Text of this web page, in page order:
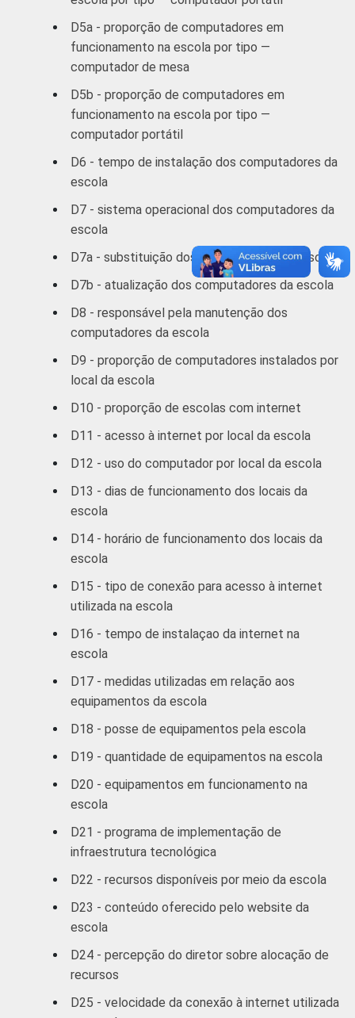
D5a - proporção de computadores em
funcionamento na escola por tipo —
computador de mesa
D5b - proporção de computadores em
funcionamento na escola por tipo —
computador portátil
D6 - tempo de instalação dos computadores da
escola
D7 - sistema operacional dos computadores da
escola
D7a - substituição dos computadores da escola
D7b - atualização dos computadores da escola
D8 - responsável pela manutenção dos
computadores da escola
D9 - proporção de computadores instalados por
local da escola
D10 - proporção de escolas com internet
D11 - acesso à internet por local da escola
D12 - uso do computador por local da escola
D13 - dias de funcionamento dos locais da
escola
D14 - horário de funcionamento dos locais da
escola
D15 - tipo de conexão para acesso à internet
utilizada na escola
D16 - tempo de instalaçao da internet na
escola
D17 - medidas utilizadas em relação aos
equipamentos da escola
D18 - posse de equipamentos pela escola
D19 - quantidade de equipamentos na escola
D20 - equipamentos em funcionamento na
escola
D21 - programa de implementação de
infraestrutura tecnológica
D22 - recursos disponíveis por meio da escola
D23 - conteúdo oferecido pelo website da
escola
D24 - percepção do diretor sobre alocação de
recursos
D25 - velocidade da conexão à internet utilizada